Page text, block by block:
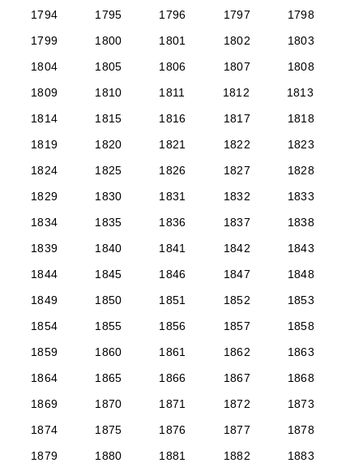
1794
1795 1796 1797
1798
1799
1800 1801 1802
1803
1804
1805 1806 1807
1808
1809
1810 1811 1812
1813
1814
1815 1816 1817
1818
1819
1820 1821 1822
1823
1824
1825 1826 1827
1828
1829
1830 1831 1832
1833
1834
1835 1836 1837
1838
1839
1840 1841 1842
1843
1844
1845 1846 1847
1848
1849
1850 1851 1852
1853
1854
1855 1856 1857
1858
1859
1860 1861 1862
1863
1864
1865 1866 1867
1868
1869
1870 1871 1872
1873
1874
1875 1876 1877
1878
1879
1880 1881 1882
1883